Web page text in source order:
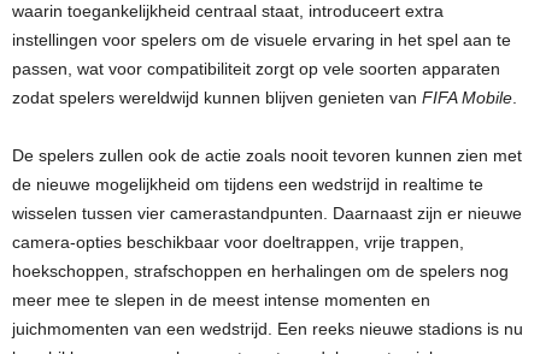
waarin toegankelijkheid centraal staat, introduceert extra
instellingen voor spelers om de visuele ervaring in het spel aan te
passen, wat voor compatibiliteit zorgt op vele soorten apparaten
zodat spelers wereldwijd kunnen blijven genieten van FIFA Mobile
De spelers zullen ook de actie zoals nooit tevoren kunnen zien met
de nieuwe mogelijkheid om tijdens een wedstrijd in realtime te
wisselen tussen vier camerastandpunten. Daarnaast zijn er nieuwe
camera-opties beschikbaar voor doeltrappen, vrije trappen,
hoekschoppen, strafschoppen en herhalingen om de spelers nog
meer mee te slepen in de meest intense momenten en
juichmomenten van een wedstrijd. Een reeks nieuwe stadions is nu